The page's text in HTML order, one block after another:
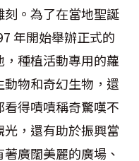
刻。為了在當地聖誕
年開始舉辦正式的
種植活動專用的蘿
物和奇幻生物，還
得嘖嘖稱奇驚嘆不
，還有助於振興當
廣闊美麗的廣場、